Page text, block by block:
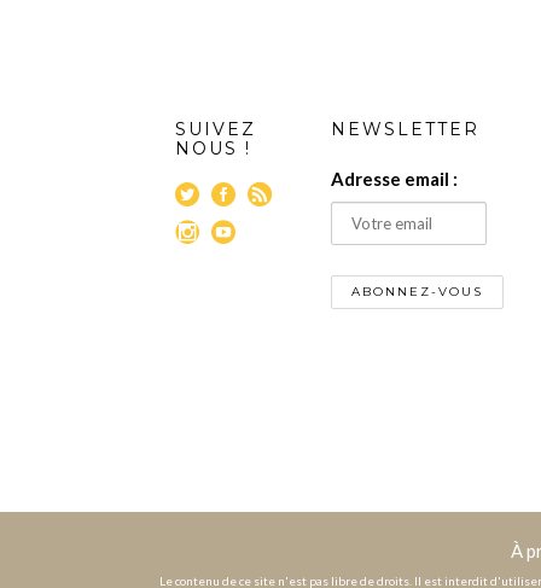
SUIVEZ
NOUS !
NEWSLETTER
Adresse email :
À
Le contenu de ce site n'est pas libre de droits. Il est interdit